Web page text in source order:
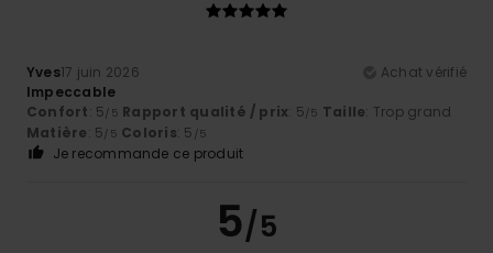
Yves17 juin 2026
Achat vérifié
Impeccable
Confort: 5 /5 Rapport qualité / prix: 5 /5 Taille: Trop grand
Matière: 5 /5 Coloris: 5 /5
Je recommande ce produit
5/5